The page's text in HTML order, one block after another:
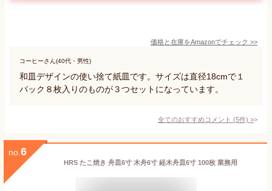
価格と在庫をAmazonでチェック >>
コーヒーさん(40代・男性)
和皿デザインの使い捨て紙皿です。サイズは直径18cmで１
パック８枚入りのものが３つセットになっています。
全てのおすすめコメント (5件) >
no. 6
HRS たこ焼き 舟皿6寸 木舟6寸 経木舟皿6寸 100枚 業務用